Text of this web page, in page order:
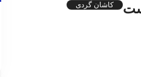
کاشان گردی